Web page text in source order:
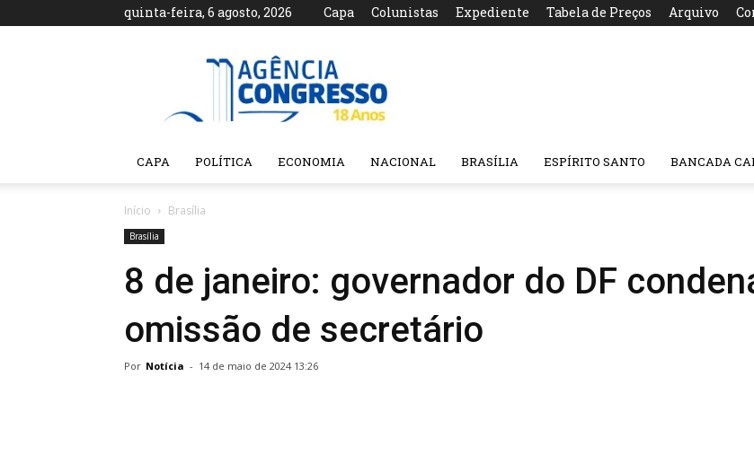
quinta-feira, 6 agosto, 2026 Capa Colunistas Expediente Tabela de Preços Arquivo
Agência
CAPA POLÍTICA ECONOMIA NACIONAL BRASÍLIA ESPÍRITO SANTO BANCADA
Início Brasília
Brasília
8 de janeiro: governador do DF
omissão de secretário
Por Notícia - 14 de maio de 2024 13:26